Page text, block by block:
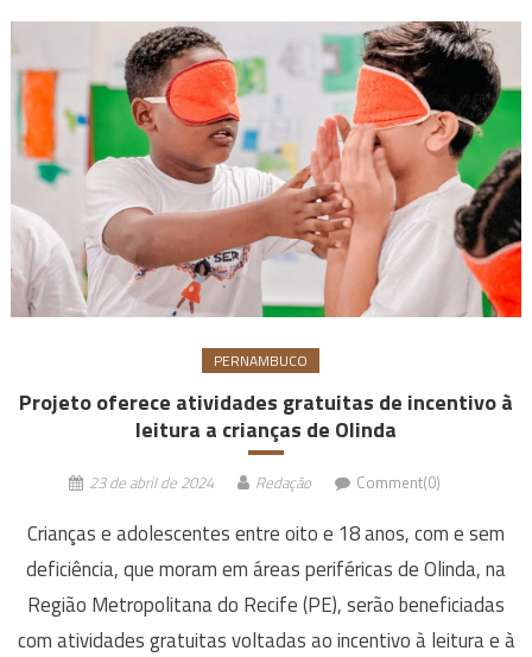
PERNAMBUCO
Projeto oferece atividades gratuitas de incentivo à
leitura a crianças de Olinda
23 de abril de 2024 Redação Comment(0)
Crianças e adolescentes entre oito e 18 anos, com e sem
deficiência, que moram em áreas periféricas de Olinda, na
Região Metropolitana do Recife (PE), serão beneficiadas
com atividades gratuitas voltadas ao incentivo à leitura e à